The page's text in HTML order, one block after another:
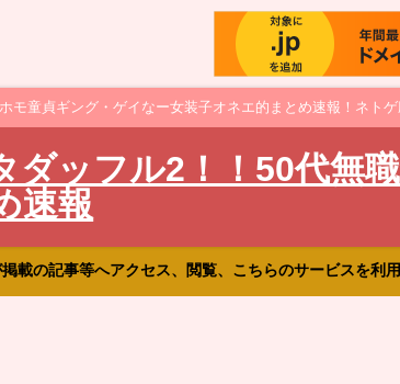
モ童貞ギング・ゲイなー女装子オネエ的まとめ速報！ネ
ダッフル2！！50代無
速報
載の記事等へアクセス、閲覧、こちらのサービスを